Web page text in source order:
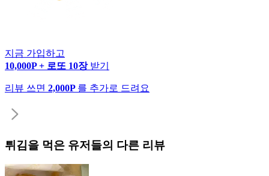
지금 가입하고
10,000P + 로또 10장 받기
리뷰 쓰면 2,000P 를 추가로 드려요
튀김을 먹은 유저들의 다른 리뷰